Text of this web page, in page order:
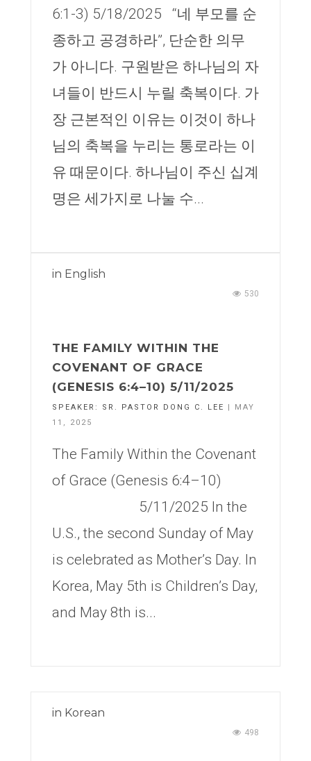
6:1-3) 5/18/2025 “네 부모를 순
종하고 공경하라”, 단순한 의무
가 아니다. 구원받은 하나님의 자
녀들이 반드시 누릴 축복이다. 가
장 근본적인 이유는 이것이 하나
님의 축복을 누리는 통로라는 이
유 때문이다. 하나님이 주신 십계
명은 세가지로 나눌 수...
in English
530
THE FAMILY WITHIN THE
COVENANT OF GRACE
(GENESIS 6:4–10) 5/11/2025
SPEAKER: SR. PASTOR DONG C. LEE
| MAY
11, 2025
The Family Within the Covenant
of Grace (Genesis 6:4–10)
5/11/2025 In the
U.S., the second Sunday of May
is celebrated as Mother’s Day. In
Korea, May 5th is Children’s Day,
and May 8th is...
in Korean
498